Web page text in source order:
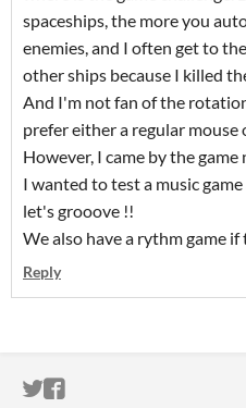
spaceships, the more you
enemies, and I often get to
other ships because I killed
And I'm not fan of the
prefer either a regular
However, I came by the
I wanted to test a music
let's grooove !!
We also have a rythm game
Reply
ITCH.IO ON TWITTER
ITCH.IO ON